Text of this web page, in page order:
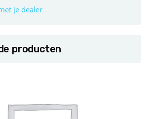
je dealer
producten